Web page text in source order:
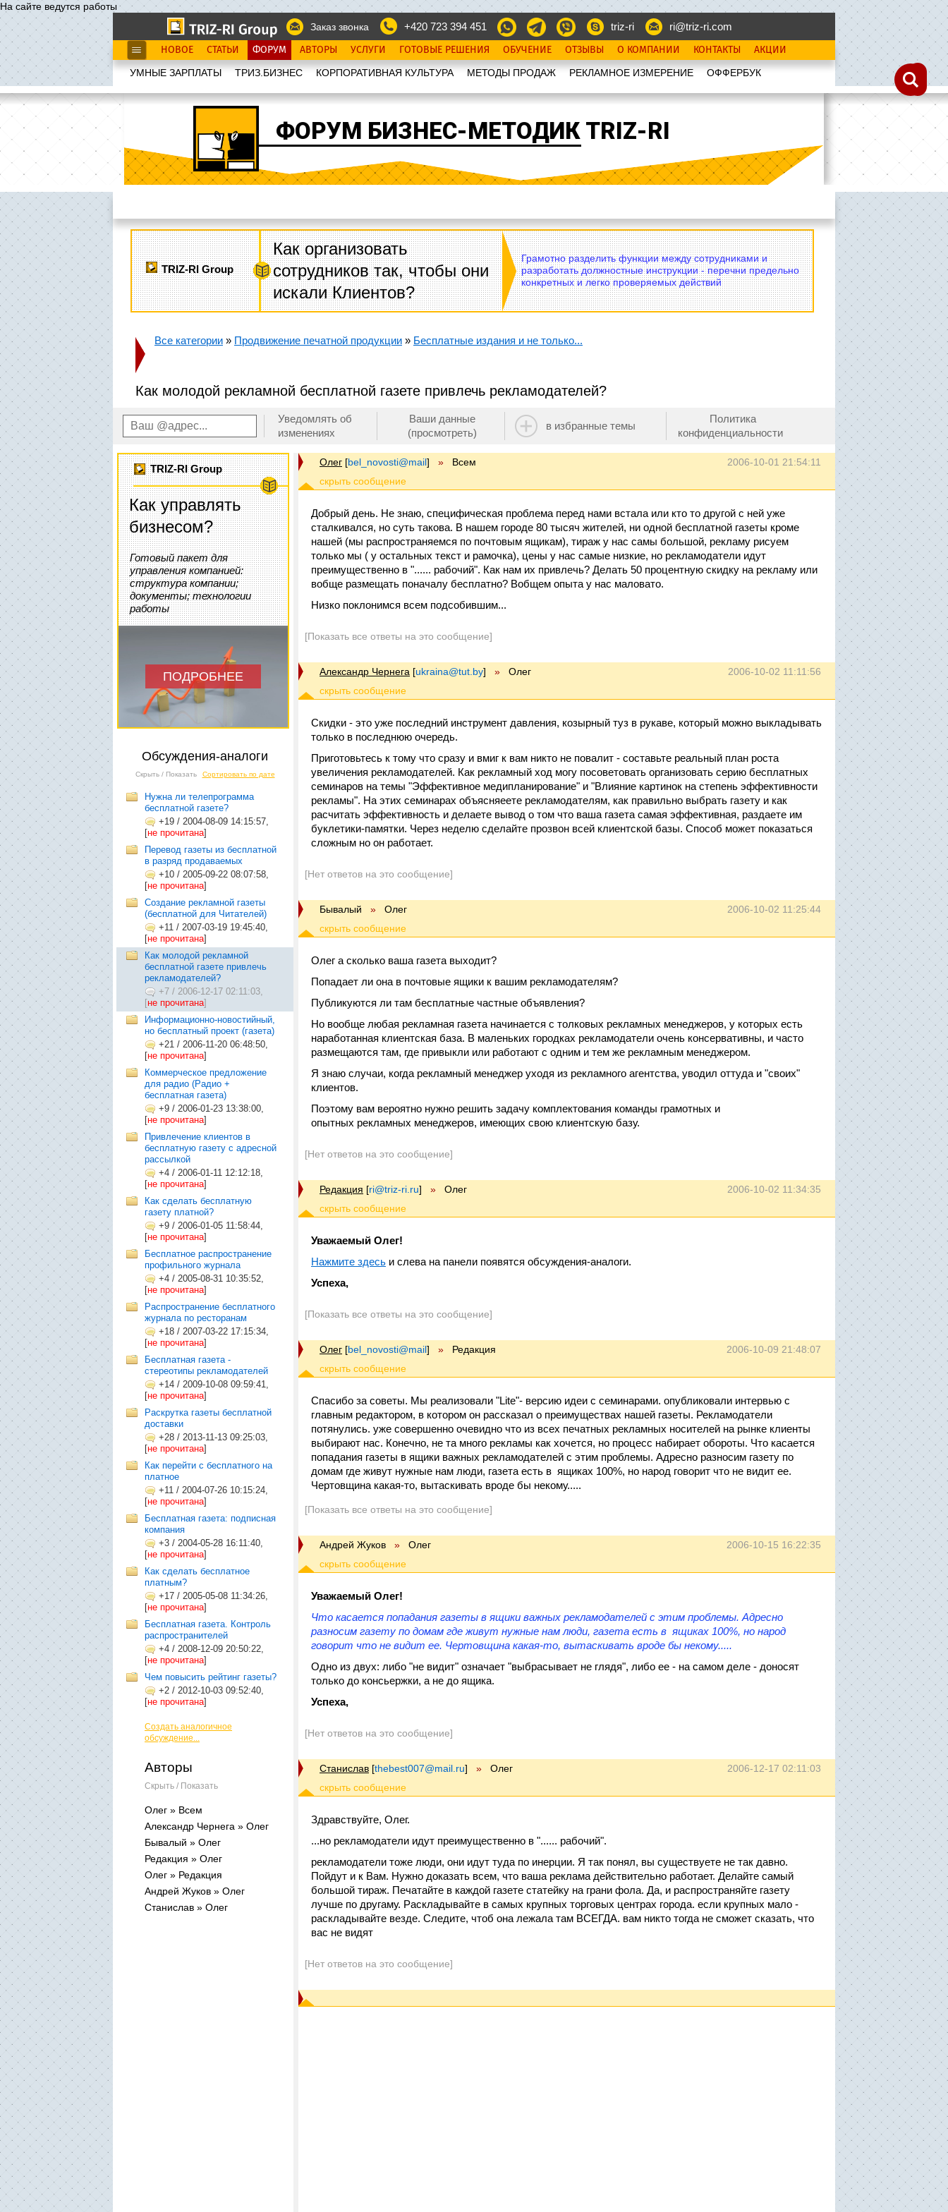
На сайте ведутся работы
Заказ звонка
+420 723 394 451 triz-ri ri@triz-ri.com
НОВОЕ СТАТЬИ ФОРУМ АВТОРЫ УСЛУГИ ГОТОВЫЕ РЕШЕНИЯ ОБУЧЕНИЕ ОТЗЫВЫ О КОМПАНИИ КОНТАКТЫ АКЦИИ
УМНЫЕ ЗАРПЛАТЫ ТРИЗ.БИЗНЕС КОРПОРАТИВНАЯ КУЛЬТУРА МЕТОДЫ ПРОДАЖ РЕКЛАМНОЕ ИЗМЕРЕНИЕ OФФЕРБУК
ФОРУМ БИЗНЕС-МЕТОДИК TRIZ-RI
TRIZ-RI Group
Как организовать
сотрудников так, чтобы они
искали Клиентов?
Грамотно разделить функции между сотрудниками и
разработать должностные инструкции - перечни предельно
конкретных и легко проверяемых действий
Все категории » Продвижение печатной продукции » Бесплатные издания и не только...
Как молодой рекламной бесплатной газете привлечь рекламодателей?
Уведомлять об
изменениях
Ваши данные
(просмотреть)
в избранные темы
Политика
конфиденциальности
TRIZ-RI Group
Как управлять
бизнесом?
Готовый пакет для
управления компанией:
структура компании;
документы; технологии
работы
ПОДРОБНЕЕ
Обсуждения-аналоги
Скрыть / Показать Сортировать по дате
Нужна ли телепрограмма
бесплатной газете?
+19 / 2004-08-09 14:15:57,
[не прочитана]
Перевод газеты из бесплатной
в разряд продаваемых
+10 / 2005-09-22 08:07:58,
[не прочитана]
Создание рекламной газеты
(бесплатной для Читателей)
+11 / 2007-03-19 19:45:40,
[не прочитана]
Как молодой рекламной
бесплатной газете привлечь
рекламодателей?
+7 / 2006-12-17 02:11:03,
[не прочитана]
Информационно-новостийный,
но бесплатный проект (газета)
+21 / 2006-11-20 06:48:50,
[не прочитана]
Коммерческое предложение
для радио (Радио +
бесплатная газета)
+9 / 2006-01-23 13:38:00,
[не прочитана]
Привлечение клиентов в
бесплатную газету с адресной
рассылкой
+4 / 2006-01-11 12:12:18,
[не прочитана]
Как сделать бесплатную
газету платной?
+9 / 2006-01-05 11:58:44,
[не прочитана]
Бесплатное распространение
профильного журнала
+4 / 2005-08-31 10:35:52,
[не прочитана]
Распространение бесплатного
журнала по ресторанам
+18 / 2007-03-22 17:15:34,
[не прочитана]
Бесплатная газета -
стереотипы рекламодателей
+14 / 2009-10-08 09:59:41,
[не прочитана]
Раскрутка газеты бесплатной
доставки
+28 / 2013-11-13 09:25:03,
[не прочитана]
Как перейти с бесплатного на
платное
+11 / 2004-07-26 10:15:24,
[не прочитана]
Бесплатная газета: подписная
компания
+3 / 2004-05-28 16:11:40,
[не прочитана]
Как сделать бесплатное
платным?
+17 / 2005-05-08 11:34:26,
[не прочитана]
Бесплатная газета. Контроль
распространителей
+4 / 2008-12-09 20:50:22,
[не прочитана]
Чем повысить рейтинг газеты?
+2 / 2012-10-03 09:52:40,
[не прочитана]
Создать аналогичное
обсуждение...
Авторы
Скрыть / Показать
Олег » Всем
Александр Чернега » Олег
Бывалый » Олег
Редакция » Олег
Олег » Редакция
Андрей Жуков » Олег
Станислав » Олег
2006-10-01 21:54:11
Олег [bel_novosti@mail] » Всем
Добрый день. Не знаю, специфическая проблема перед нами встала или кто то другой с ней уже
сталкивался, но суть такова. В нашем городе 80 тысяч жителей, ни одной бесплатной газеты кроме
нашей (мы распространяемся по почтовым ящикам), тираж у нас самы большой, рекламу рисуем
только мы ( у остальных текст и рамочка), цены у нас самые низкие, но рекламодатели идут
преимущественно в "...... рабочий". Как нам их привлечь? Делать 50 процентную скидку на рекламу или
вобще размещать поначалу бесплатно? Вобщем опыта у нас маловато.
Низко поклонимся всем подсобившим...
[Показать все ответы на это сообщение]
2006-10-02 11:11:56
Александр Чернега [ukraina@tut.by] » Олег
Скидки - это уже последний инструмент давления, козырный туз в рукаве, который можно выкладывать
только в последнюю очередь.
Приготовьтесь к тому что сразу и вмиг к вам никто не повалит - составьте реальный план роста
увеличения рекламодателей. Как рекламный ход могу посоветовать организовать серию бесплатных
семинаров на темы "Эффективное медипланирование" и "Влияние картинок на степень эффективности
рекламы". На этих семинарах объясняеете рекламодателям, как правильно выбрать газету и как
расчитать эффективность и делаете вывод о том что ваша газета самая эффективная, раздаете им
буклетики-памятки. Через неделю сделайте прозвон всей клиентской базы. Способ может показаться
сложным но он работает.
[Нет ответов на это сообщение]
2006-10-02 11:25:44
Бывалый » Олег
Олег а сколько ваша газета выходит?
Попадает ли она в почтовые ящики к вашим рекламодателям?
Публикуются ли там бесплатные частные объявления?
Но вообще любая рекламная газета начинается с толковых рекламных менеджеров, у которых есть
наработанная клиентская база. В маленьких городках рекламодатели очень консервативны, и часто
размещаются там, где привыкли или работают с одним и тем же рекламным менеджером.
Я знаю случаи, когда рекламный менеджер уходя из рекламного агентства, уводил оттуда и "своих"
клиентов.
Поэтому вам вероятно нужно решить задачу комплектования команды грамотных и
опытных рекламных менеджеров, имеющих свою клиентскую базу.
[Нет ответов на это сообщение]
2006-10-02 11:34:35
Редакция [ri@triz-ri.ru] » Олег
Уважаемый Олег!
Нажмите здесь и слева на панели появятся обсуждения-аналоги.
Успеха,
[Показать все ответы на это сообщение]
2006-10-09 21:48:07
Олег [bel_novosti@mail] » Редакция
Спасибо за советы. Мы реализовали "Lite"- версию идеи с семинарами. опубликовали интервью с
главным редактором, в котором он рассказал о преимуществах нашей газеты. Рекламодатели
потянулись. уже совершенно очевидно что из всех печатных рекламных носителей на рынке клиенты
выбирают нас. Конечно, не та много рекламы как хочется, но процесс набирает обороты. Что касается
попадания газеты в ящики важных рекламодателей с этим проблемы. Адресно разносим газету по
домам где живут нужные нам люди, газета есть в ящиках 100%, но народ говорит что не видит ее.
Чертовщина какая-то, вытаскивать вроде бы некому.....
[Показать все ответы на это сообщение]
2006-10-15 16:22:35
Андрей Жуков » Олег
Уважаемый Олег!
Что касается попадания газеты в ящики важных рекламодателей с этим проблемы. Адресно
разносим газету по домам где живут нужные нам люди, газета есть в ящиках 100%, но народ
говорит что не видит ее. Чертовщина какая-то, вытаскивать вроде бы некому.....
Одно из двух: либо "не видит" означает "выбрасывает не глядя", либо ее - на самом деле - доносят
только до консьержки, а не до ящика.
Успеха,
[Нет ответов на это сообщение]
2006-12-17 02:11:03
Станислав [thebest007@mail.ru] » Олег
Здравствуйте, Олег.
...но рекламодатели идут преимущественно в "...... рабочий".
рекламодатели тоже люди, они идут туда по инерции. Я так понял, вы существуете не так давно.
Пойдут и к Вам. Нужно доказать всем, что ваша реклама действительно работает. Делайте самый
большой тираж. Печатайте в каждой газете статейку на грани фола. Да, и распространяйте газету
лучше по другаму. Раскладывайте в самых крупных торговых центрах города. если крупных мало -
раскладывайте везде. Следите, чтоб она лежала там ВСЕГДА. вам никто тогда не сможет сказать, что
вас не видят
[Нет ответов на это сообщение]